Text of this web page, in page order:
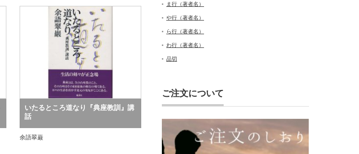
いたるところ道なり『典座教訓』講
話
余語翠巌
ま行（著者名）
や行（著者名）
ら行（著者名）
わ行（著者名）
品切
ご注文について